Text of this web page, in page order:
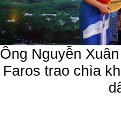
Ông Nguyễn
Faros trao chìa